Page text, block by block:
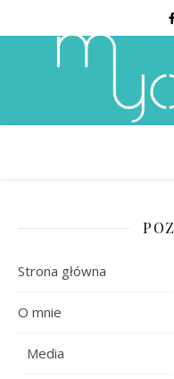
Strona główna
O mnie
Media